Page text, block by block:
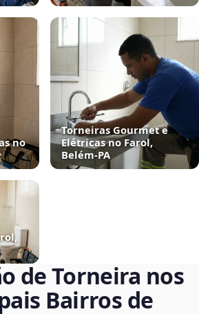
no
Torneiras Gourmet e
Elétricas no Farol,
Belém‑PA
de Torneira nos
Bairros de